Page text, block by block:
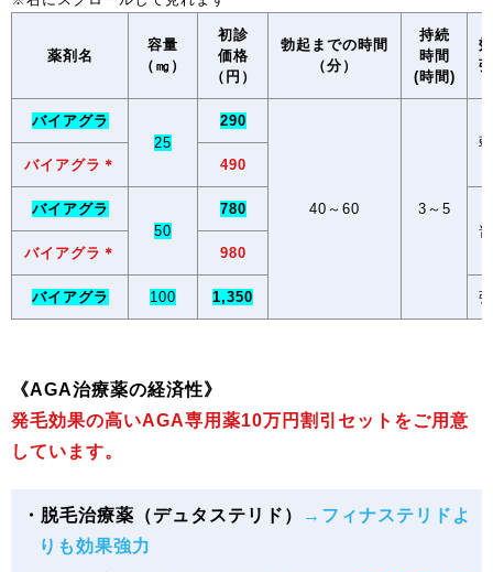
薬剤名
容量
（㎎）
初診
価格
（円）
勃起までの時間
（分）
持続
時間
(時間)
バイアグラ
25
290
40～60 3～5
バイアグラ＊
490
バイアグラ
50
780
バイアグラ＊
980
バイアグラ 100 1,350
《AGA治療薬の経済性》
発毛効果の高いAGA専用薬10万円割引セットをご用意
しています。
・脱毛治療薬（デュタステリド）
→フィナステリドよ
りも効果強力